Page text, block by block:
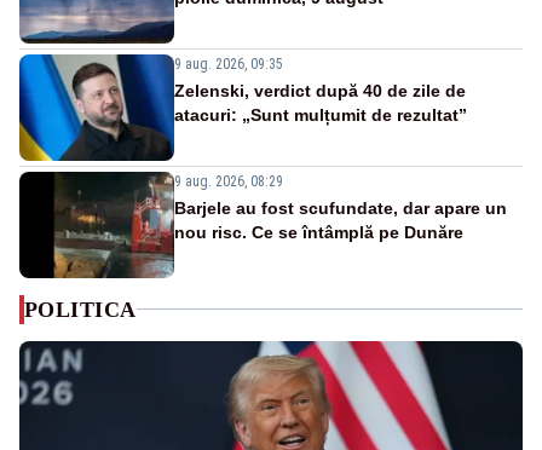
9 aug. 2026, 09:35
Zelenski, verdict după 40 de zile de
atacuri: „Sunt mulțumit de rezultat”
9 aug. 2026, 08:29
Barjele au fost scufundate, dar apare un
nou risc. Ce se întâmplă pe Dunăre
POLITICA